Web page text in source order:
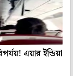
এয়ার ইন্ডিয়া